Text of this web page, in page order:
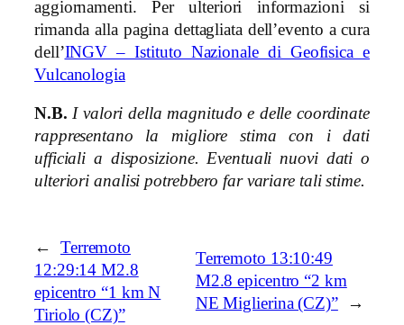
aggiornamenti. Per ulteriori informazioni si
rimanda alla pagina dettagliata dell’evento a cura
dell’INGV – Istituto Nazionale di Geofisica e
Vulcanologia
N.B. I valori della magnitudo e delle coordinate
rappresentano la migliore stima con i dati
ufficiali a disposizione. Eventuali nuovi dati o
ulteriori analisi potrebbero far variare tali stime.
←
Terremoto
12:29:14 M2.8
epicentro “1 km N
Tiriolo (CZ)”
Terremoto 13:10:49
M2.8 epicentro “2 km
NE Miglierina (CZ)”
→